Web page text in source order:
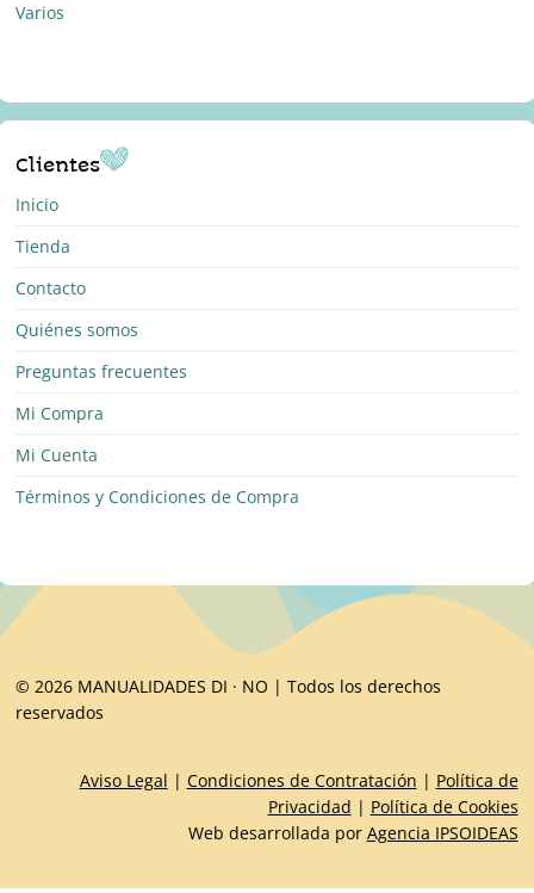
Varios
Clientes
Inicio
Tienda
Contacto
Quiénes somos
Preguntas frecuentes
Mi Compra
Mi Cuenta
Términos y Condiciones de Compra
© 2026 MANUALIDADES DI · NO | Todos los derechos
reservados
Aviso Legal | Condiciones de Contratación | Política de
Privacidad | Política de Cookies
Web desarrollada por Agencia IPSOIDEAS